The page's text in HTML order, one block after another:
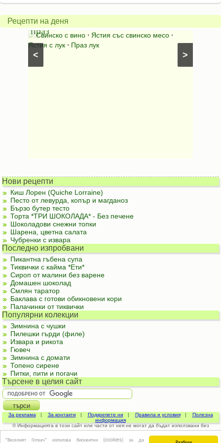
"Веселият Готвач" използва бисквитки (cookies) за да
Рецепти на деня
>
<
Свинско
с
праз
Свинско с вино ⋅ Ястия със свинско месо ⋅
Ястия с лук ⋅ Праз лук
с
яйца
Нови рецепти
Киш Лорен (Quiche Lorraine)
Песто от левурда, копър и магданоз
Бързо бутер тесто
Торта *ТРИ ШОКОЛАДА* - Без печене
Шоколадови снежни топки
Шарена, цветна салата
Чубренки с извара
Последно изпробвани
Пикантна гъбена супа
Тиквички с кайма *Ети*
Сироп от малини без варене
Домашен шоколад
Смлян таратор
Баклава с готови обикновени кори
Палачинки от тиквички
Популярни колекции
Зимнина с чушки
Пилешки гърди (филе)
Извара и рикота
Гювеч
Зимнина с домати
Топено сирене
Питки, пити и погачи
Търсене в целия сайт
За реклама | За контакти | Подкрепете ни | Правила и условия| Полезна
информация
© Информацията в този сайт или части от нея не могат да бъдат използвани без
изричното съгласие на авторите.